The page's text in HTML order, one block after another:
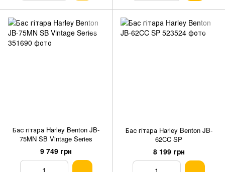
Бас гітара Harley Benton JB-
75MN SB Vintage Series
9 749 грн
Бас гітара Harley Benton JB-
62CC SP
8 199 грн